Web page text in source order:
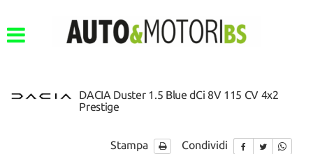
DACIA Duster 1.5 Blue dCi 8V 115 CV 4x2
Prestige
Stampa Condividi